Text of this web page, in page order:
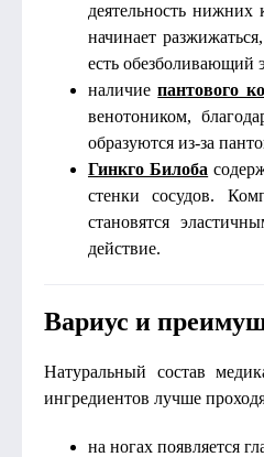
деятельность нижних
начинает
есть обезболивающий
наличиепантового
венотоником,
образуются из-за
Гинкго Билоба
стенки сосудов.
становятся
действие.
Вариус и
Натуральный состав
ингредиентов лучше
на ногах появляется